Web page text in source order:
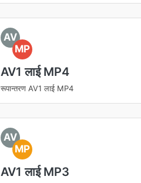
AV
MP
AV1 लाई MP4
रूपान्तरण AV1 लाई MP4
AV
MP
AV1 लाई MP3